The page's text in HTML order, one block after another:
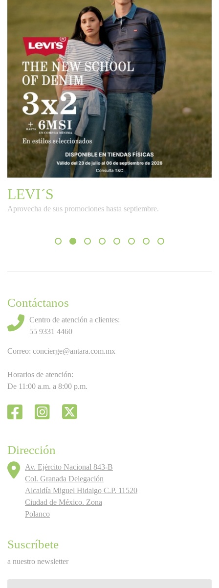
LEVI´S
Aprovecha de sus promociones hasta septiembre.
Contáctanos
Centro de atención a clientes:
55 9331 4460
Correo: concierge@antara.com.mx
Horarios de atención:
De 11:00 a.m. a 8:00 p.m.
Dirección
Av. Ejército Nacional 843-B
Col. Granada Delegación
Alcaldía Miguel Hidalgo C.P. 11520
Ciudad de México. Zona
Polanco
Suscríbete
a nuestro newsletter